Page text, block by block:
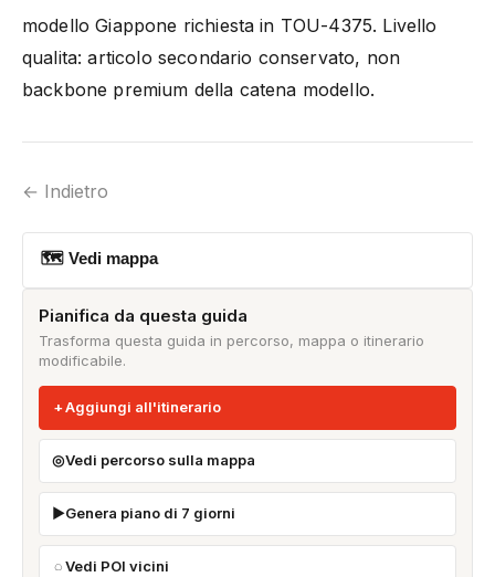
modello Giappone richiesta in TOU-4375. Livello
qualita: articolo secondario conservato, non
backbone premium della catena modello.
← Indietro
🗺 Vedi mappa
Pianifica da questa guida
Trasforma questa guida in percorso, mappa o itinerario
modificabile.
Aggiungi all'itinerario
Vedi percorso sulla mappa
Genera piano di 7 giorni
Vedi POI vicini